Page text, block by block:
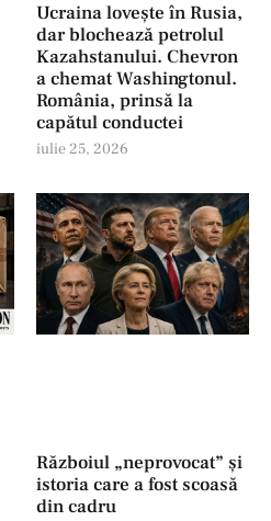
Ucraina lovește în Rusia,
dar blochează petrolul
Kazahstanului. Chevron
a chemat Washingtonul.
România, prinsă la
capătul conductei
iulie 25, 2026
Războiul „neprovocat” și
istoria care a fost scoasă
din cadru